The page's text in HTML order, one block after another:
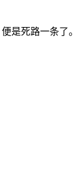
是死路一条了。